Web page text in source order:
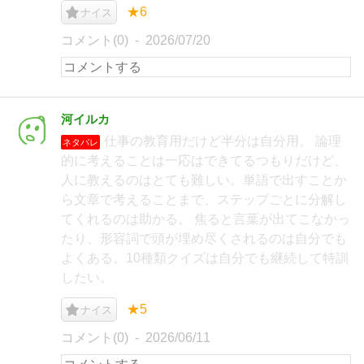
ナイス ★6
コメント(0) 2026/07/20
河イルカ
ネタバレ
仕事の教育用だけど半分は自分用。 論理
的に考えることは一応はできてるつもりだけど、
人に教えるのはとても難しい。単語で出すことか
ら文章で考えることまで、ステップごとに分解し
てくれるのは助かる。 焦ると言葉が出てこなかっ
たり、形容詞で頭が埋め尽くされるのは自分でも
よくある。10種類クイズは自分でも継続して特訓
したい。
ナイス ★5
コメント(0) 2026/06/11